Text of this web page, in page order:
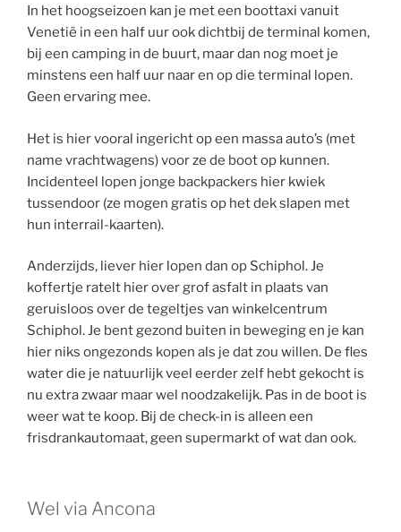
In het hoogseizoen kan je met een boottaxi vanuit
Venetië in een half uur ook dichtbij de terminal komen,
bij een camping in de buurt, maar dan nog moet je
minstens een half uur naar en op die terminal lopen.
Geen ervaring mee.
Het is hier vooral ingericht op een massa auto’s (met
name vrachtwagens) voor ze de boot op kunnen.
Incidenteel lopen jonge backpackers hier kwiek
tussendoor (ze mogen gratis op het dek slapen met
hun interrail-kaarten).
Anderzijds, liever hier lopen dan op Schiphol. Je
koffertje ratelt hier over grof asfalt in plaats van
geruisloos over de tegeltjes van winkelcentrum
Schiphol. Je bent gezond buiten in beweging en je kan
hier niks ongezonds kopen als je dat zou willen. De fles
water die je natuurlijk veel eerder zelf hebt gekocht is
nu extra zwaar maar wel noodzakelijk. Pas in de boot is
weer wat te koop. Bij de check-in is alleen een
frisdrankautomaat, geen supermarkt of wat dan ook.
Wel via Ancona